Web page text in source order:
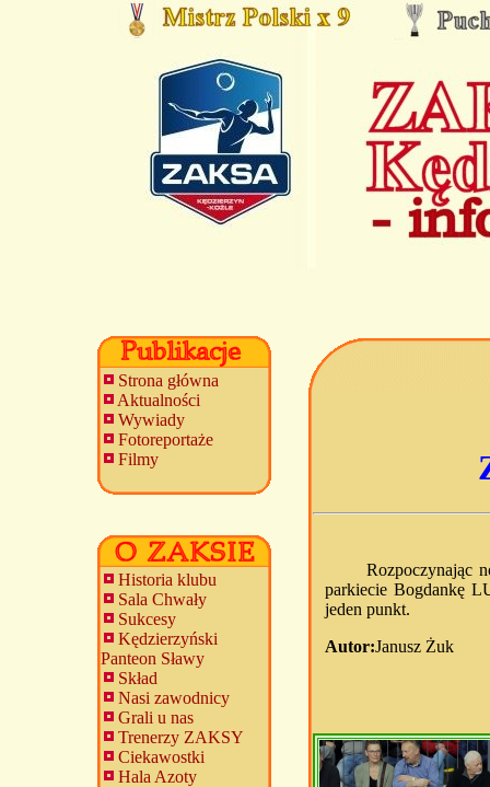
Strona główna
Aktualności
Wywiady
Fotoreportaże
Filmy
Historia klubu
Sala Chwały
Sukcesy
Kędzierzyński
Panteon Sławy
Skład
Nasi zawodnicy
Grali u nas
Trenerzy ZAKSY
Ciekawostki
Hala Azoty
Rozpoczynając
parkiecie Bogdankę
jeden punkt.
Autor:Janusz Żuk